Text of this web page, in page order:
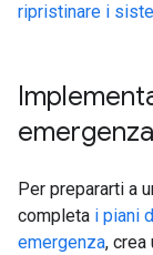
ripristinare i
emergenza
Per prepararti a
completa i piani
emergenza,